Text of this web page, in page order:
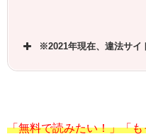
※2021年現在、違法サイ
「無料で読みたい！」「